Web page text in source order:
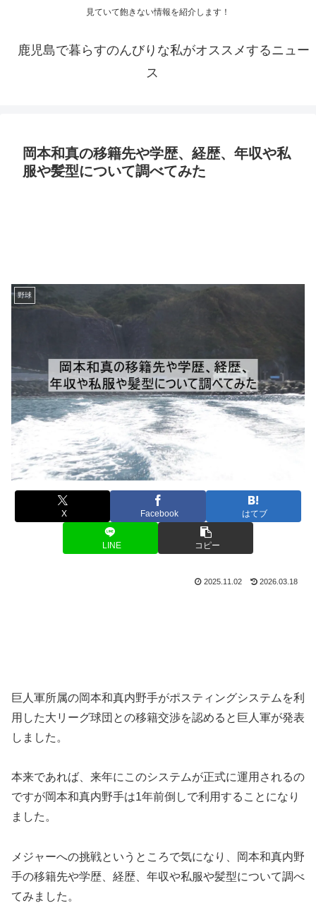
見ていて飽きない情報を紹介します！
鹿児島で暮らすのんびりな私がオススメするニュー
ス
岡本和真の移籍先や学歴、経歴、年収や私
服や髪型について調べてみた
野球
X Facebook はてブ
LINE コピー
2025.11.02 2026.03.18
巨人軍所属の岡本和真内野手がポスティングシステムを利
用した大リーグ球団との移籍交渉を認めると巨人軍が発表
しました。
本来であれば、来年にこのシステムが正式に運用されるの
ですが岡本和真内野手は1年前倒しで利用することになり
ました。
メジャーへの挑戦というところで気になり、岡本和真内野
手の移籍先や学歴、経歴、年収や私服や髪型について調べ
てみました。